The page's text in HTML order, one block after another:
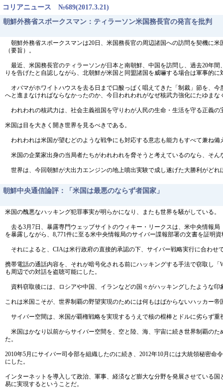
コリアニュース №689(2017.3.21)
朝鮮外務省スポークスマン：ティラーソン米国務長官の発言を批判
朝鮮外務省スポークスマンは20日、米国務長官の周辺諸国への訪問を契機に
（要旨）。
最近、米国務長官のティラーソンが日本と南朝鮮、中国を訪問し、過去20年
りを告げたと自認しながら、北朝鮮が米国と同盟諸国を威嚇する場合は軍事的に
オバマがホワイトハウスを去る日まで口酸っぱく唱えてきた「制裁」節を、
へと進まなければならなかったのか、今日われわれがなぜ核武力強化にたゆま
われわれの核武力は、社会主義祖国を守りわが人民の生命・生活を守る正義
米国は目を大きく開き世界を見るべきである。
われわれは米国が望むどのような戦争にも対応する意志も能力もすべて兼ね備
米国の企業家出身の当局者たちがわれわれを脅そうと考えているのなら、そ
世界は、今回朝鮮が大出力エンジンの地上噴出実験で成し遂げた大勝利がど
朝鮮中央通信論評：「米国は最悪のならず者国家」
米国の醜悪なハッキング犯罪事実が明らかになり、またも世界を騒がしている。
去る3月7日、暴露専門ウェッブサイトのウィキー・リークスは、米中央情報
を暴露しながら、8,771件に至る米中央情報局のサイバー諜報部署の文書を証明
それによると、CIAは米行政府の直接的承認の下、サイバー戦略実行に合わせ
携帯電話の通話内容を、それが暗号化される前にハッキングする手法で窃取し
も周辺での対話を盗聴可能にした。
資料窃取後には、ロシアや中国、イランなどの国々がハッキングしたような
これは米国こそが、世界制覇の野望実現のためには何もはばからないハッカー
サイバー空間は、米国が覇権戦略を実現するうえで核の棍棒とドルに劣らず重
米国はかなり以前からサイバー空間を、空と陸、海、宇宙に続き世界制覇の
た。
2010年5月にサイバー司令部を組織したのに続き、2012年10月には大統領秘密
にした。
インターネットを導入して政治、軍事、経済など膨大な分野を発展させている
易に実現するということだ。